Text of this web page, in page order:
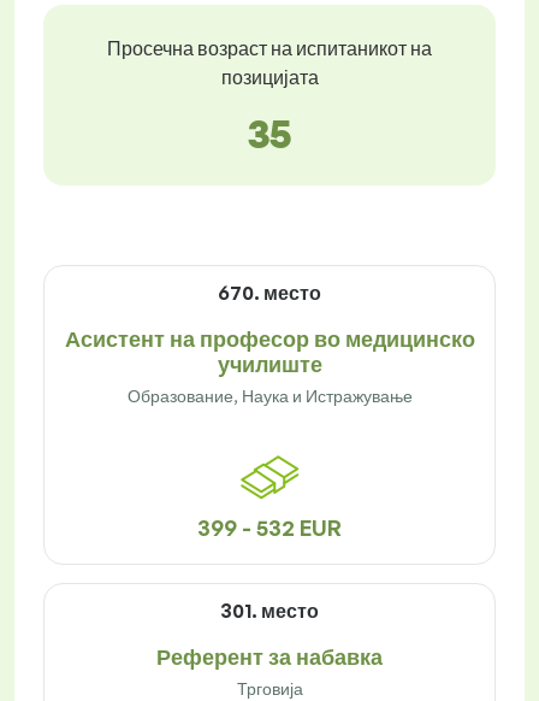
Просечна возраст на испитаникот на
позицијата
35
670. место
Асистент на професор во медицинско
училиште
Образование, Наука и Истражување
399 - 532 EUR
301. место
Референт за набавка
Трговија